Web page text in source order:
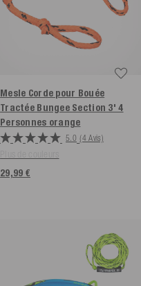
Mesle Corde pour Bouée
Tractée Bungee Section 3' 4
Personnes orange
5.0 (4 Avis)
29,99 €